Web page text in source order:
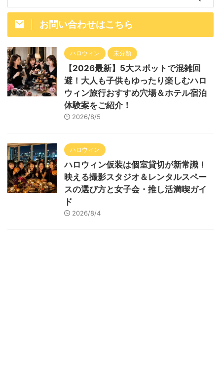
お問い合わせはこちら
ハロウィン 未分類
【2026最新】5大スポットで混雑回
避！大人も子供もゆったり楽しむハロ
ウィン旅行おすすめ穴場＆ホテル宿泊
体験案をご紹介！
2026/8/5
ハロウィン
ハロウィン仮装は個室貸切が新常識！
映える撮影スタジオ＆レンタルスペー
スの選び方と女子会・推し活満喫ガイ
ド
2026/8/4